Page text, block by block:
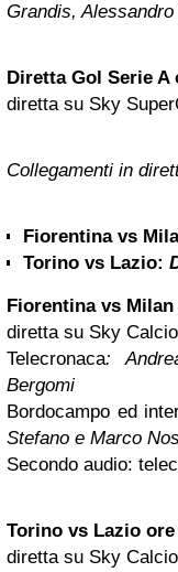
Grandis,
Diretta Gol Serie A
diretta su Sky
Collegamenti in
Fiorentina vs
Torino vs Lazio:
Fiorentina vs Milan
diretta su Sky
Telecronaca:
Bergomi
Bordocampo ed
Stefano e Marco
Secondo audio:
Torino vs Lazio ore
diretta su Sky